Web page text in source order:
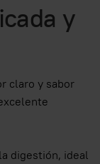
y
claro y sabor
digestión, ideal